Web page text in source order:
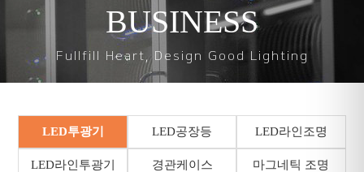
BUSINESS
Fullfill Heart, Design Good Lighting
LED투광기 LED공장등 LED라인조명
LED라인투광기 경관케이스 마그네틱 조명